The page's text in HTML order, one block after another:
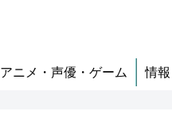
アニメ・声優・ゲーム 情